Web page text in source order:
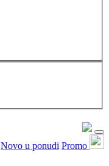
Novo u ponudi Promo